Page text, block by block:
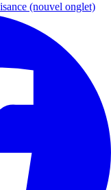
(nouvel onglet)